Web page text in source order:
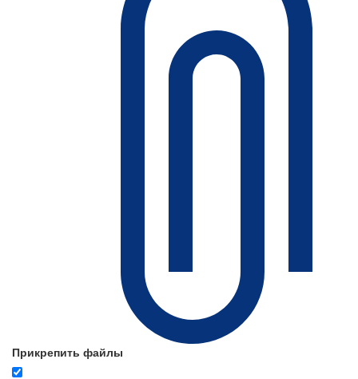
Прикрепить файлы